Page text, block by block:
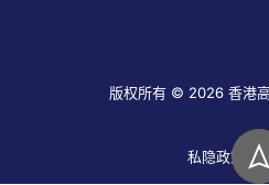
版权所有 © 2026 香港高
私隐政策